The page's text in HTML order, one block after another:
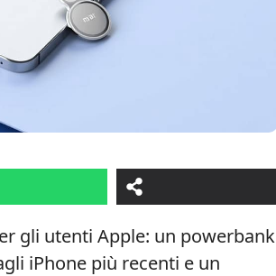
gli utenti Apple: un powerbank
iPhone più recenti e un